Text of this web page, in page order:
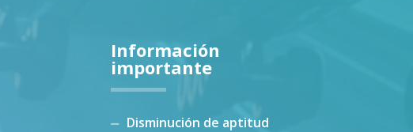
Información
importante
Disminución de aptitud